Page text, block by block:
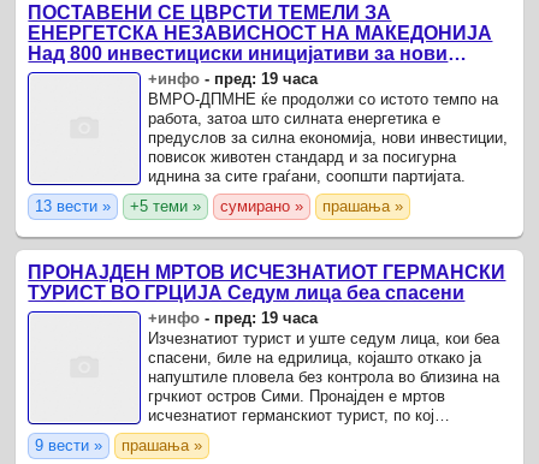
ПОСТАВЕНИ СЕ ЦВРСТИ ТЕМЕЛИ ЗА
ЕНЕРГЕТСКА НЕЗАВИСНОСТ НА МАКЕДОНИЈА
Над 800 инвестициски иницијативи за нови
проекти во обновливите извори
+инфо - пред: 19 часа
ВМРО-ДПМНЕ ќе продолжи со истото темпо на
работа, затоа што силната енергетика е
предуслов за силна економија, нови инвестиции,
повисок животен стандард и за посигурна
иднина за сите граѓани, соопшти партијата.
13 вести »
+5 теми » сумирано » прашања »
ПРОНАЈДЕН МРТОВ ИСЧЕЗНАТИОТ ГЕРМАНСКИ
ТУРИСТ ВО ГРЦИЈА Седум лица беа спасени
+инфо - пред: 19 часа
Изчезнатиот турист и уште седум лица, кои беа
спасени, биле на едрилица, којашто откако ја
напуштиле пловела без контрола во близина на
грчкиот остров Сими. Пронајден е мртов
исчезнатиот германскиот турист, по кој
крајбрежната служба на Грција спроведе
спасувачка акција што ...
9 вести » прашања »